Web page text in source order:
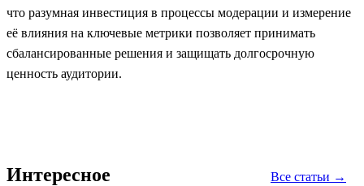
что разумная инвестиция в процессы модерации и измерение
её влияния на ключевые метрики позволяет принимать
сбалансированные решения и защищать долгосрочную
ценность аудитории.
Интересное Все статьи →